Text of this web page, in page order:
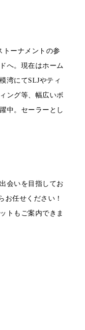
トーナメントの参
へ。現在はホーム
湾にてSLJやティ
ング等、幅広いボ
中。セーラーとし
会いを目指してお
お任せください！
トもご案内できま